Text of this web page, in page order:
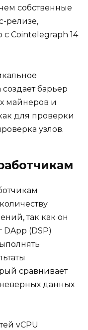
собственные
релизе,
с Cointelegraph 14
барьер
майнеров и
для проверки
узлов.
так как он
DApp (DSP)
сравнивает
данных
vCPU